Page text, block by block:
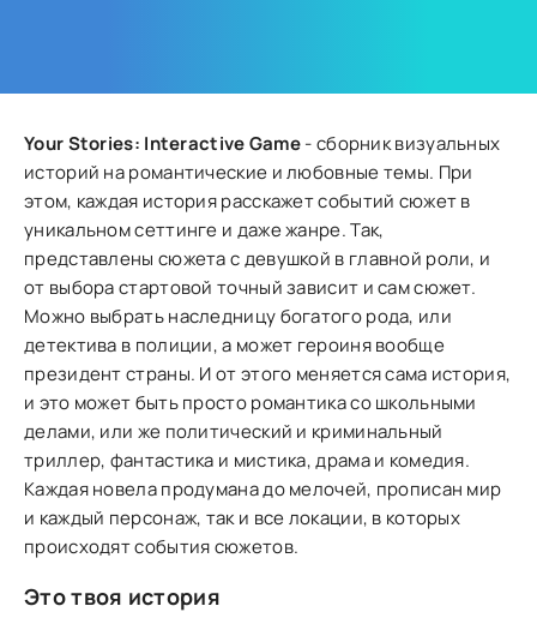
Your Stories: Interactive Game- сборник визуальных
историй на романтические и любовные темы. При
этом, каждая история расскажет событий сюжет в
уникальном сеттинге и даже жанре. Так,
представлены сюжета с девушкой в главной роли, и
от выбора стартовой точный зависит и сам сюжет.
Можно выбрать наследницу богатого рода, или
детектива в полиции, а может героиня вообще
президент страны. И от этого меняется сама история,
и это может быть просто романтика со школьными
делами, или же политический и криминальный
триллер, фантастика и мистика, драма и комедия.
Каждая новела продумана до мелочей, прописан мир
и каждый персонаж, так и все локации, в которых
происходят события сюжетов.
Это твоя история